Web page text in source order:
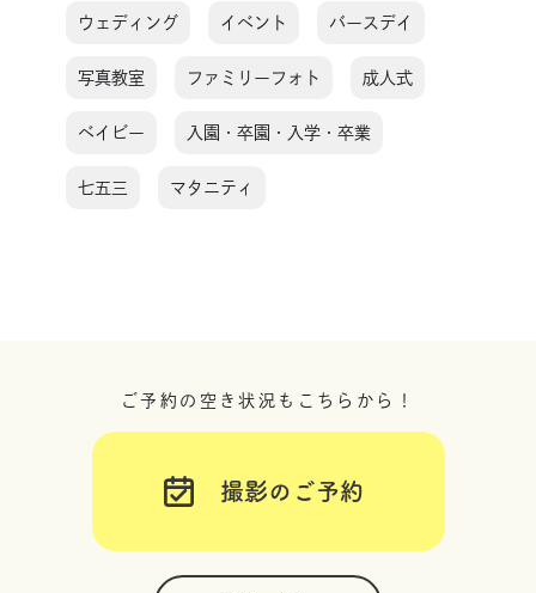
ウェディング イベント バースデイ
写真教室 ファミリーフォト 成人式
ベイビー 入園・卒園・入学・卒業
七五三 マタニティ
ご予約の空き状況もこちらから！
撮影のご予約